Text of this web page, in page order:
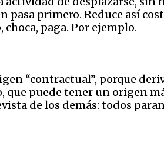
primero. Reduce así
paga. Por ejemplo.
“contractual”, porque
puede tener un origen
de los demás: todos